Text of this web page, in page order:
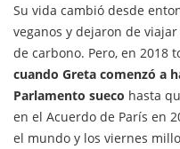
Su vida cambió desde
veganos y dejaron de
de carbono. Pero, en 2018
cuando Greta comenzó a
Parlamento sueco hasta
en el Acuerdo de París en
el mundo y los viernes